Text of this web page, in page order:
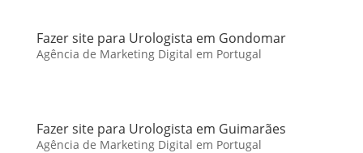
Fazer site para Urologista em Gondomar
Agência de Marketing Digital em Portugal
Fazer site para Urologista em Guimarães
Agência de Marketing Digital em Portugal